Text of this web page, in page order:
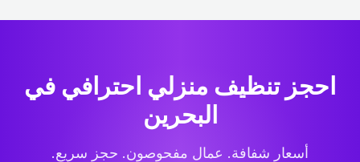
احجز تنظيف منزلي احترافي في
البحرين
أسعار شفافة. عمال مفحوصون. حجز سريع.